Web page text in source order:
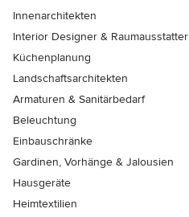
Innenarchitekten
Interior Designer & Raumausstatter
Küchenplanung
Landschaftsarchitekten
Armaturen & Sanitärbedarf
Beleuchtung
Einbauschränke
Gardinen, Vorhänge & Jalousien
Hausgeräte
Heimtextilien